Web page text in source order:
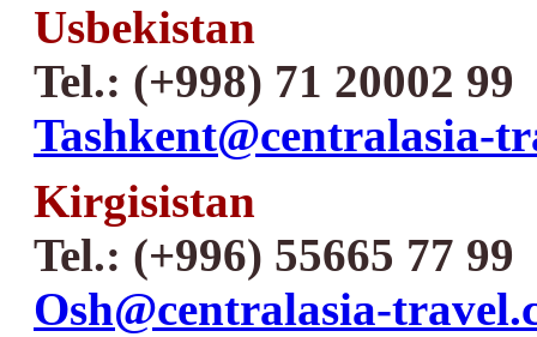
Usbekistan
Tel.: (+998) 71 20002 99
Tashkent@centralasia-
Kirgisistan
Tel.: (+996) 55665 77 99
Osh@centralasia-